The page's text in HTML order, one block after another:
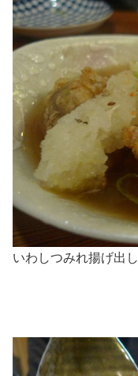
いわしつみれ揚げ出